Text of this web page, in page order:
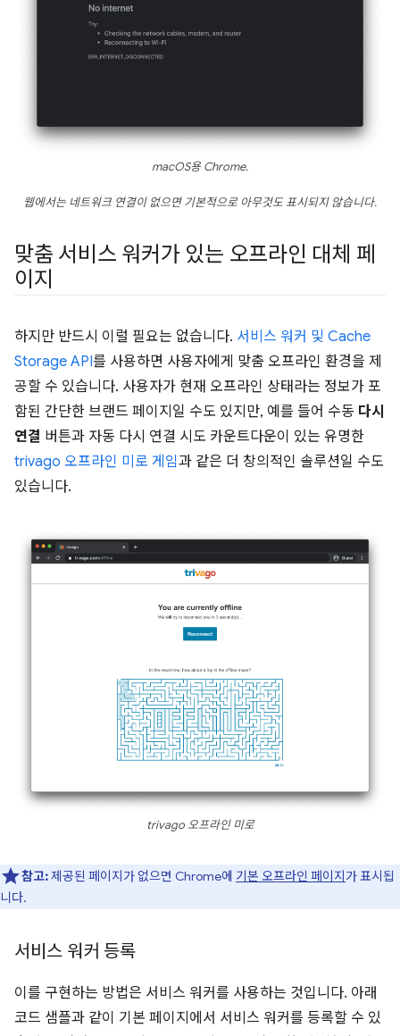
macOS용 Chrome.
웹에서는 네트워크 연결이 없으면 기본적으로 아무것도 표시되지 않습니다.
맞춤 서비스 워커가 있는 오프라인 대체 페
이지
하지만 반드시 이럴 필요는 없습니다. 서비스 워커 및 Cache
Storage API를 사용하면 사용자에게 맞춤 오프라인 환경을 제
공할 수 있습니다. 사용자가 현재 오프라인 상태라는 정보가 포
함된 간단한 브랜드 페이지일 수도 있지만, 예를 들어 수동 다시
연결 버튼과 자동 다시 연결 시도 카운트다운이 있는 유명한
trivago 오프라인 미로 게임과 같은 더 창의적인 솔루션일 수도
있습니다.
trivago 오프라인 미로
참고:제공된 페이지가 없으면 Chrome에 기본 오프라인 페이지가 표시됩
니다.
서비스 워커 등록
이를 구현하는 방법은 서비스 워커를 사용하는 것입니다. 아래
코드 샘플과 같이 기본 페이지에서 서비스 워커를 등록할 수 있